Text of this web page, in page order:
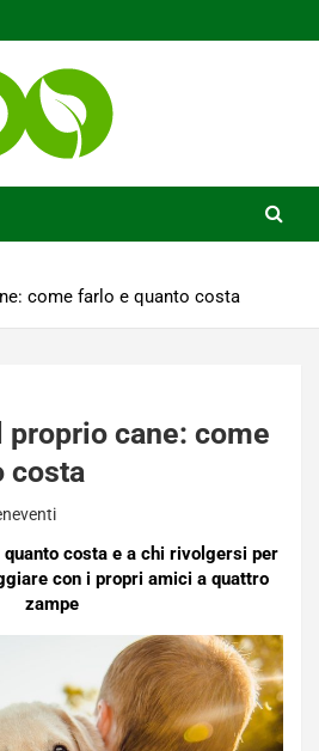
come farlo e quanto costa
proprio cane: come
costa
costa e a chi rivolgersi per
con i propri amici a quattro
zampe